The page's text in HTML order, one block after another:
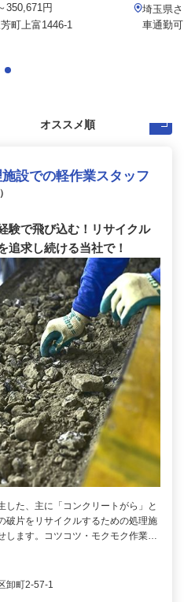
350,671円
町上富1446-1
埼玉県
車通勤
設での軽作業スタッフ
験で飛び込む！リサイクル
追求し続ける当社で！
した、主に「コンクリートがら」と
破片をリサイクルするための処理施
します。コツコツ・モクモク作業…
卸町2-57-1